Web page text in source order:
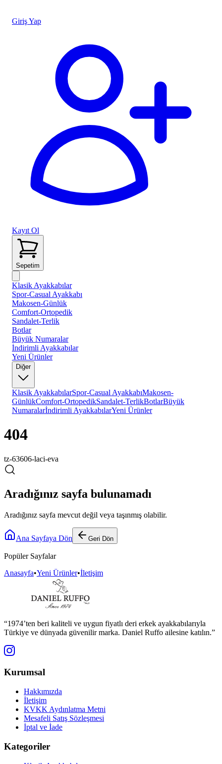
Giriş Yap
Kayıt Ol
Sepetim
Klasik Ayakkabılar
Spor-Casual Ayakkabı
Makosen-Günlük
Comfort-Ortopedik
Sandalet-Terlik
Botlar
Büyük Numaralar
İndirimli Ayakkabılar
Yeni Ürünler
Diğer
Klasik AyakkabılarSpor-Casual AyakkabıMakosen-
GünlükComfort-OrtopedikSandalet-TerlikBotlarBüyük
Numaralarİndirimli AyakkabılarYeni Ürünler
404
tz-63606-laci-eva
Aradığınız sayfa bulunamadı
Aradığınız sayfa mevcut değil veya taşınmış olabilir.
Ana Sayfaya Dön Geri Dön
Popüler Sayfalar
Anasayfa•Yeni Ürünler•İletişim
“1974’ten beri kaliteli ve uygun fiyatlı deri erkek ayakkabılarıyla
Türkiye ve dünyada güvenilir marka. Daniel Ruffo ailesine katılın.”
Kurumsal
Hakkımızda
İletişim
KVKK Aydınlatma Metni
Mesafeli Satış Sözleşmesi
İptal ve İade
Kategoriler